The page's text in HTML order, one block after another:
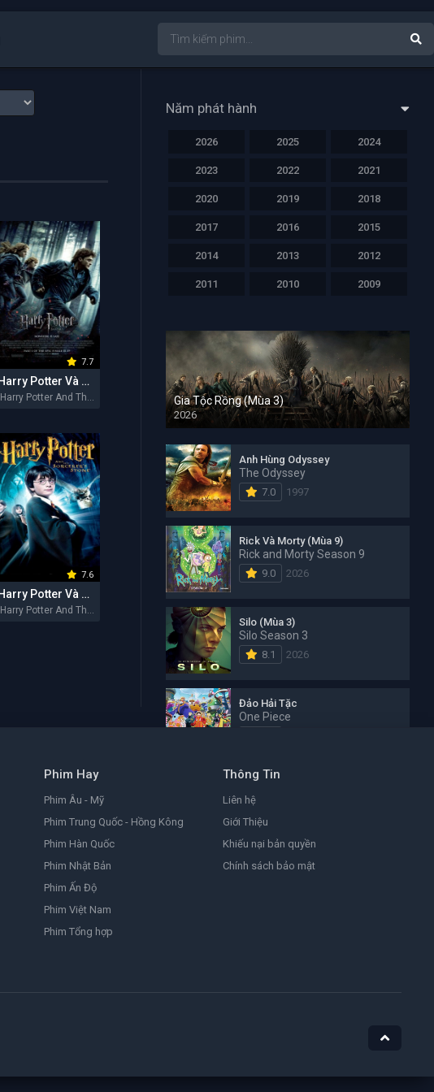
7.7
Harry Potter Và Bảo Bối Tử Thần - Phần 1
Harry Potter And The Deathly Hallows: Part 1 2010
7.6
Harry Potter Và Hòn Đá Phù thủy
Harry Potter And The Sorcerer's Stone 2001
Năm phát hành
2026 2025 2024
2023 2022 2021
2020 2019 2018
2017 2016 2015
2014 2013 2012
2011 2010 2009
Gia Tộc Rồng (Mùa 3)
2026
Anh Hùng Odyssey
The Odyssey
7.0 1997
Rick Và Morty (Mùa 9)
Rick and Morty Season 9
9.0 2026
Silo (Mùa 3)
Silo Season 3
8.1 2026
Đảo Hải Tặc
One Piece
Đặc Vụ Kim Tái Khởi Động
Agent Kim Reactivated
8.2
Ám Ảnh
Phim Hay
Phim Âu - Mỹ
Phim Trung Quốc - Hồng Kông
Phim Hàn Quốc
Phim Nhật Bản
Phim Ấn Độ
Phim Việt Nam
Phim Tổng hợp
Thông Tin
Liên hệ
Giới Thiệu
Khiếu nại bản quyền
Chính sách bảo mật